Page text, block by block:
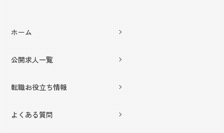
ホーム
公開求人一覧
転職お役立ち情報
よくある質問